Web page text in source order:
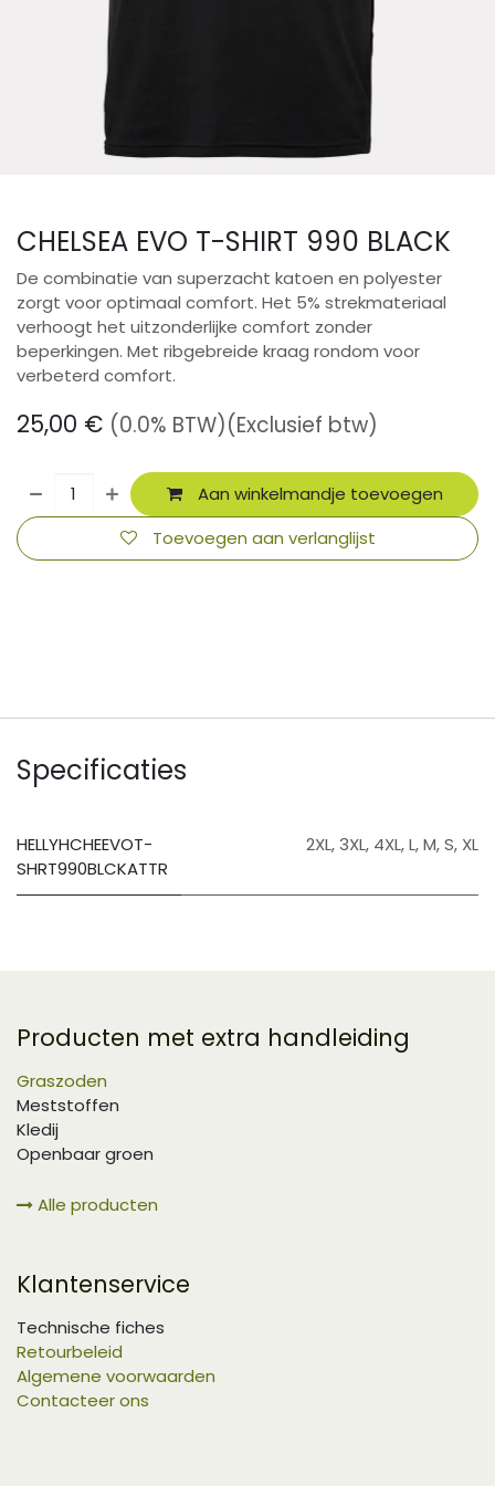
CHELSEA EVO T-SHIRT 990 BLACK
De combinatie van superzacht katoen en polyester
zorgt voor optimaal comfort. Het 5% strekmateriaal
verhoogt het uitzonderlijke comfort zonder
beperkingen. Met ribgebreide kraag rondom voor
verbeterd comfort.
25,00 € (0.0% BTW)(Exclusief btw)
Aan winkelmandje toevoegen
Toevoegen aan verlanglijst
Specificaties
HELLYHCHEEVOT-
SHRT990BLCKATTR
2XL,3XL, 4XL,L,M,S, XL
Producten met extra handleiding
Graszoden
Meststoffen
Kledij
Openbaar groen
Alle producten
Klantenservice
Technische fiches
Retourbeleid
Algemene voorwaarden
Contacteer ons